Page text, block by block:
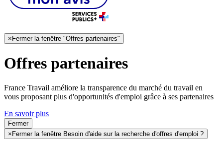
× Fermer la fenêtre "Offres partenaires"
Offres partenaires
France Travail améliore la transparence du marché du travail en
vous proposant plus d'opportunités d'emploi grâce à ses partenaires
En savoir plus
Fermer
×Fermer la fenêtre Besoin d'aide sur la recherche d'offres d'emploi ?